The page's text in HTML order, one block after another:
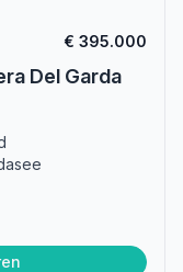
€ 395.000
Del Garda